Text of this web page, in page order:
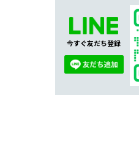
今すぐ友だち登録